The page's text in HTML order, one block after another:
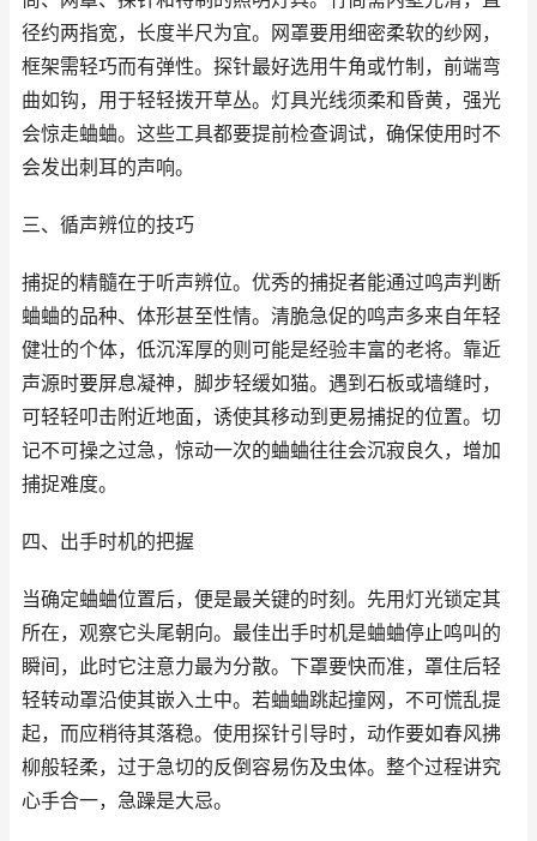
径约两指宽，长度半尺为宜。网罩要用细密柔软的纱网，
框架需轻巧而有弹性。探针最好选用牛角或竹制，前端弯
曲如钩，用于轻轻拨开草丛。灯具光线须柔和昏黄，强光
会惊走蛐蛐。这些工具都要提前检查调试，确保使用时不
会发出刺耳的声响。
三、循声辨位的技巧
捕捉的精髓在于听声辨位。优秀的捕捉者能通过鸣声判断
蛐蛐的品种、体形甚至性情。清脆急促的鸣声多来自年轻
健壮的个体，低沉浑厚的则可能是经验丰富的老将。靠近
声源时要屏息凝神，脚步轻缓如猫。遇到石板或墙缝时，
可轻轻叩击附近地面，诱使其移动到更易捕捉的位置。切
记不可操之过急，惊动一次的蛐蛐往往会沉寂良久，增加
捕捉难度。
四、出手时机的把握
当确定蛐蛐位置后，便是最关键的时刻。先用灯光锁定其
所在，观察它头尾朝向。最佳出手时机是蛐蛐停止鸣叫的
瞬间，此时它注意力最为分散。下罩要快而准，罩住后轻
轻转动罩沿使其嵌入土中。若蛐蛐跳起撞网，不可慌乱提
起，而应稍待其落稳。使用探针引导时，动作要如春风拂
柳般轻柔，过于急切的反倒容易伤及虫体。整个过程讲究
心手合一，急躁是大忌。